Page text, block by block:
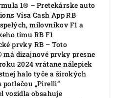
1® – Pretekárske auto
Visa Cash App RB
milovníkov F1 a
tímu RB F1
prvky RB – Toto
má dizajnové prvky presne
2024 vrátane nálepiek
halo tyče a širokých
„Pirelli“
vozidla obsahuje